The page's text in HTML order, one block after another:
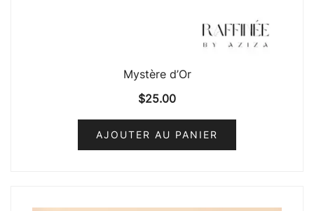
Mystère d’Or
$25.00
AJOUTER AU PANIER